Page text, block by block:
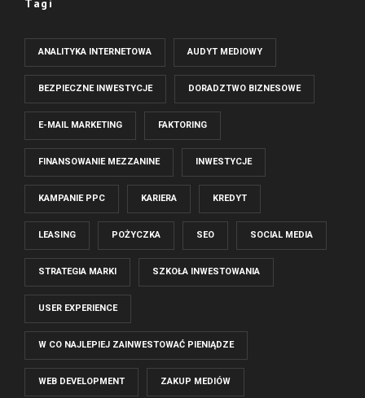
Tagi
ANALITYKA INTERNETOWA AUDYT MEDIOWY
BEZPIECZNE INWESTYCJE DORADZTWO BIZNESOWE
E-MAIL MARKETING FAKTORING
FINANSOWANIE MEZZANINE INWESTYCJE
KAMPANIE PPC KARIERA KREDYT
LEASING POŻYCZKA SEO SOCIAL MEDIA
STRATEGIA MARKI SZKOŁA INWESTOWANIA
USER EXPERIENCE
W CO NAJLEPIEJ ZAINWESTOWAĆ PIENIĄDZE
WEB DEVELOPMENT ZAKUP MEDIÓW